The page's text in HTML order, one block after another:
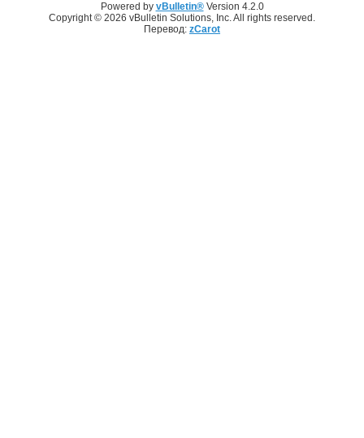
Powered by vBulletin®Version 4.2.0
Copyright © 2026 vBulletin Solutions, Inc. All rights reserved.
Перевод: zCarot